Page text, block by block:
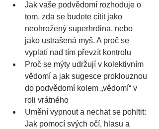
Jak vaše podvědomí rozhoduje o
tom, zda se budete cítit jako
neohrožený superhrdina, nebo
jako ustrašená myš. A proč se
vyplatí nad tím převzít kontrolu
Proč se mýty udržují v kolektivním
vědomí a jak sugesce proklouznou
do podvědomí kolem „vědomí“ v
roli vrátného
Umění vypnout a nechat se pohltit:
Jak pomocí svých očí, hlasu a